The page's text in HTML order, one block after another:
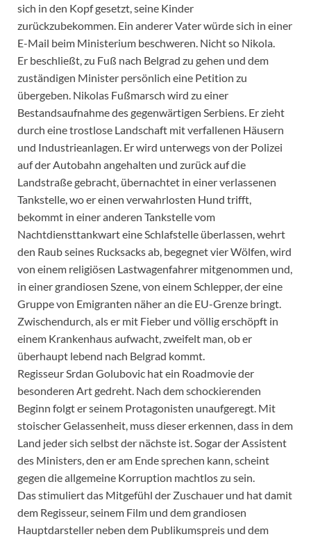
sich in den Kopf gesetzt, seine Kinder
zurückzubekommen. Ein anderer Vater würde sich in einer
E-Mail beim Ministerium beschweren. Nicht so Nikola.
Er beschließt, zu Fuß nach Belgrad zu gehen und dem
zuständigen Minister persönlich eine Petition zu
übergeben. Nikolas Fußmarsch wird zu einer
Bestandsaufnahme des gegenwärtigen Serbiens. Er zieht
durch eine trostlose Landschaft mit verfallenen Häusern
und Industrieanlagen. Er wird unterwegs von der Polizei
auf der Autobahn angehalten und zurück auf die
Landstraße gebracht, übernachtet in einer verlassenen
Tankstelle, wo er einen verwahrlosten Hund trifft,
bekommt in einer anderen Tankstelle vom
Nachtdiensttankwart eine Schlafstelle überlassen, wehrt
den Raub seines Rucksacks ab, begegnet vier Wölfen, wird
von einem religiösen Lastwagenfahrer mitgenommen und,
in einer grandiosen Szene, von einem Schlepper, der eine
Gruppe von Emigranten näher an die EU-Grenze bringt.
Zwischendurch, als er mit Fieber und völlig erschöpft in
einem Krankenhaus aufwacht, zweifelt man, ob er
überhaupt lebend nach Belgrad kommt.
Regisseur Srdan Golubovic hat ein Roadmovie der
besonderen Art gedreht. Nach dem schockierenden
Beginn folgt er seinem Protagonisten unaufgeregt. Mit
stoischer Gelassenheit, muss dieser erkennen, dass in dem
Land jeder sich selbst der nächste ist. Sogar der Assistent
des Ministers, den er am Ende sprechen kann, scheint
gegen die allgemeine Korruption machtlos zu sein.
Das stimuliert das Mitgefühl der Zuschauer und hat damit
dem Regisseur, seinem Film und dem grandiosen
Hauptdarsteller neben dem Publikumspreis und dem